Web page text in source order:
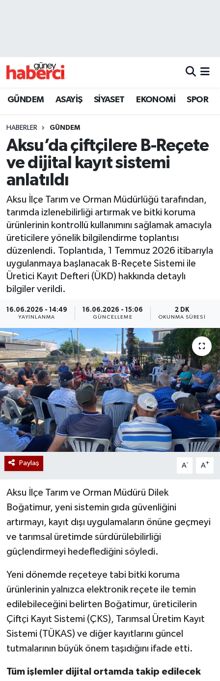
GÜNDEM ASAYİŞ SİYASET EKONOMİ SPOR
HABERLER GÜNDEM
Aksu’da çiftçilere B-Reçete
ve dijital kayıt sistemi
anlatıldı
Aksu İlçe Tarım ve Orman Müdürlüğü tarafından,
tarımda izlenebilirliği artırmak ve bitki koruma
ürünlerinin kontrollü kullanımını sağlamak amacıyla
üreticilere yönelik bilgilendirme toplantısı
düzenlendi. Toplantıda, 1 Temmuz 2026 itibarıyla
uygulanmaya başlanacak B-Reçete Sistemi ile
Üretici Kayıt Defteri (ÜKD) hakkında detaylı
bilgiler verildi.
16.06.2026 - 14:49
YAYINLANMA
16.06.2026 - 15:06
GÜNCELLEME
2 DK
OKUNMA SÜRESI
Paylaş A- A+
Aksu İlçe Tarım ve Orman Müdürü Dilek
Boğatimur, yeni sistemin gıda güvenliğini
artırmayı, kayıt dışı uygulamaların önüne geçmeyi
ve tarımsal üretimde sürdürülebilirliği
güçlendirmeyi hedeflediğini söyledi.
Yeni dönemde reçeteye tabi bitki koruma
ürünlerinin yalnızca elektronik reçete ile temin
edilebileceğini belirten Boğatimur, üreticilerin
Çiftçi Kayıt Sistemi (ÇKS), Tarımsal Üretim Kayıt
Sistemi (TÜKAS) ve diğer kayıtlarını güncel
tutmalarının büyük önem taşıdığını ifade etti.
Tüm işlemler dijital ortamda takip edilecek
Beyoğlu Trafik Yoğunluk Haritası
Son Dakika Haberleri
Haber Arşivi